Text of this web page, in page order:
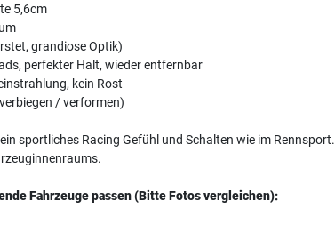
5,6cm
grandiose Optik)
perfekter Halt, wieder entfernbar
kein Rost
/ verformen)
sportliches Racing Gefühl und Schalten wie im Rennsport.
Fahrzeuge passen (Bitte Fotos vergleichen):